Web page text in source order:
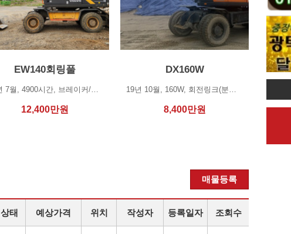
EW140회링풀
22년 7월, 4900시간, 브레이커/채버켓/쪽버켓/리퍼/지게발 포함 판매(신품 구입후 2…
12,400만원
DX160W
19년 10월, 160W, 회전링크(분리해서 판매 가능)/코끼리 집게 포함, 12900시간…
8,400만원
매물등록
상태 예상가격 위치 작성자 등록일자 조회수